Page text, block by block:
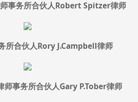
事务所合伙人Robert Spitzer律师
所合伙人Rory J.Campbell律师
师事务所合伙人Gary P.Tober律师